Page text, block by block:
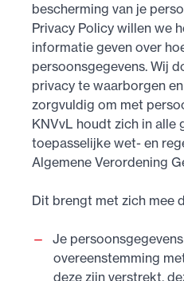
bescherming van je
Privacy Policy willen we
informatie geven over
persoonsgegevens. Wij
privacy te waarborgen
zorgvuldig om met
KNVvL houdt zich in alle
toepasselijke wet- en
Algemene Verordening
Dit brengt met zich mee
Je
overeenstemming
deze zijn verstrekt,